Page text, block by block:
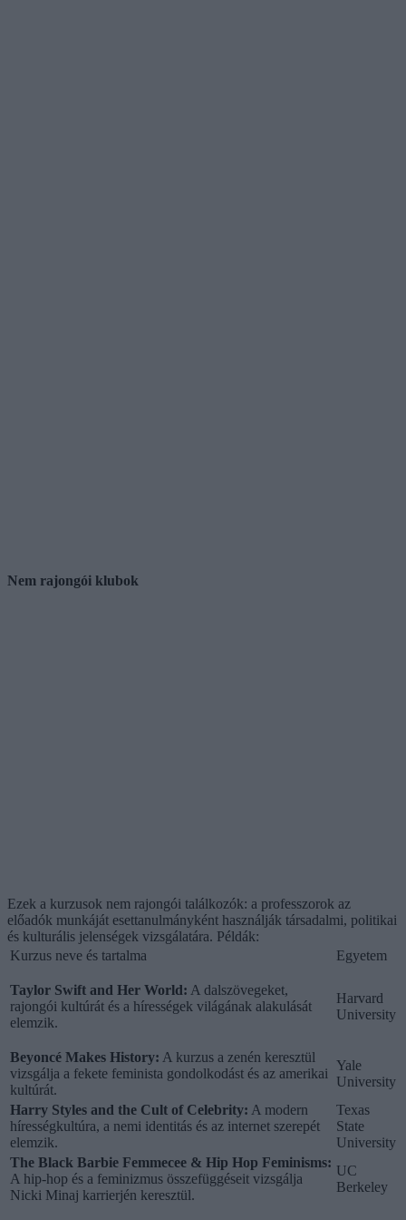
Nem rajongói klubok
Ezek a kurzusok nem rajongói találkozók: a professzorok az
előadók munkáját esettanulmányként használják társadalmi, politikai
és kulturális jelenségek vizsgálatára. Példák:
Kurzus neve és tartalma
Egyetem
Taylor Swift and Her World: A dalszövegeket,
rajongói kultúrát és a hírességek világának alakulását
elemzik.
Harvard
University
Beyoncé Makes History: A kurzus a zenén keresztül
vizsgálja a fekete feminista gondolkodást és az amerikai
kultúrát.
Yale
University
Harry Styles and the Cult of Celebrity: A modern
hírességkultúra, a nemi identitás és az internet szerepét
elemzik.
Texas
State
University
The Black Barbie Femmecee & Hip Hop Feminisms:
A hip-hop és a feminizmus összefüggéseit vizsgálja
Nicki Minaj karrierjén keresztül.
UC
Berkeley